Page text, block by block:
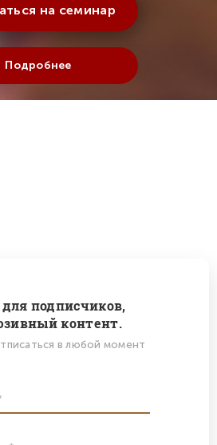
на семинар
Подробнее
подписчиков,
контент.
в любой момент